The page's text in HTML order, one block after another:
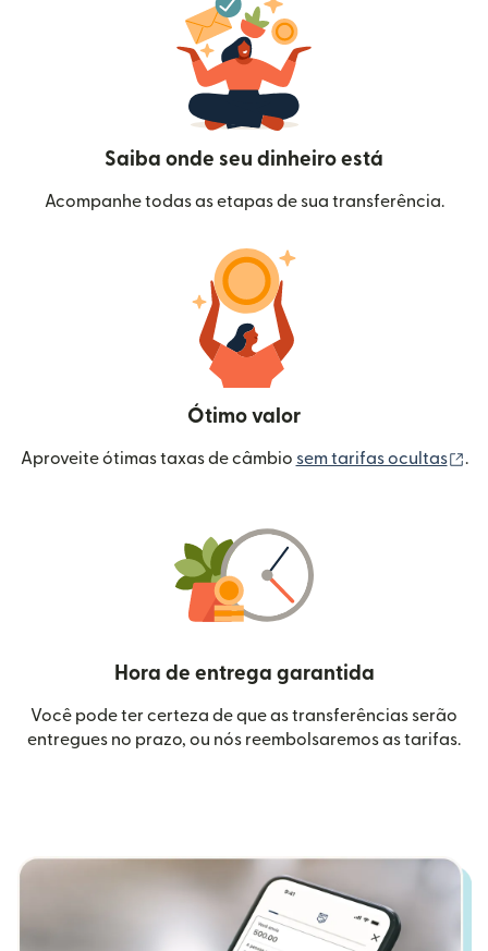
Saiba onde seu dinheiro está
Acompanhe todas as etapas de sua transferência.
Ótimo valor
Aproveite ótimas taxas de câmbio sem tarifas ocultas .
Hora de entrega garantida
Você pode ter certeza de que as transferências serão
entregues no prazo, ou nós reembolsaremos as tarifas.